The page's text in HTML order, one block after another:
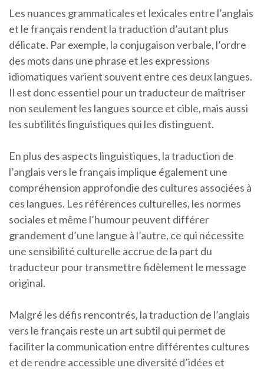
Les nuances grammaticales et lexicales entre l’anglais
et le français rendent la traduction d’autant plus
délicate. Par exemple, la conjugaison verbale, l’ordre
des mots dans une phrase et les expressions
idiomatiques varient souvent entre ces deux langues.
Il est donc essentiel pour un traducteur de maîtriser
non seulement les langues source et cible, mais aussi
les subtilités linguistiques qui les distinguent.
En plus des aspects linguistiques, la traduction de
l’anglais vers le français implique également une
compréhension approfondie des cultures associées à
ces langues. Les références culturelles, les normes
sociales et même l’humour peuvent différer
grandement d’une langue à l’autre, ce qui nécessite
une sensibilité culturelle accrue de la part du
traducteur pour transmettre fidèlement le message
original.
Malgré les défis rencontrés, la traduction de l’anglais
vers le français reste un art subtil qui permet de
faciliter la communication entre différentes cultures
et de rendre accessible une diversité d’idées et